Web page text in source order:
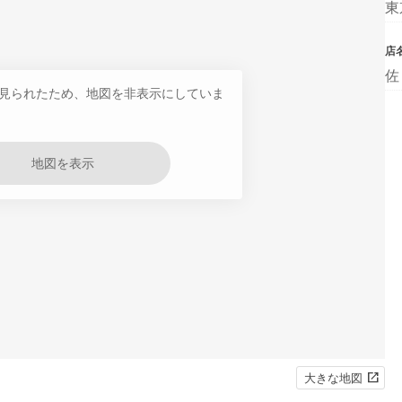
られたため、地図を非表示にしていま
地図を表示
大きな地図
店